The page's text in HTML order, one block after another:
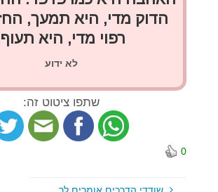
הדוק מדי, היא תמעך,
רפוי מדי, היא
לא ידוע
שתפו ציטוט זה:
0
שודדי הדרכים אומרים לך…